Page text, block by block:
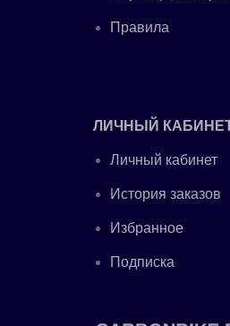
Правила
ЛИЧНЫЙ
Личный кабинет
История заказов
Избранное
Подписка